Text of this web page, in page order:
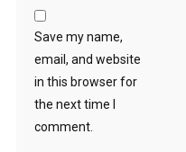
Save my name,
email, and website
in this browser for
the next time I
comment.